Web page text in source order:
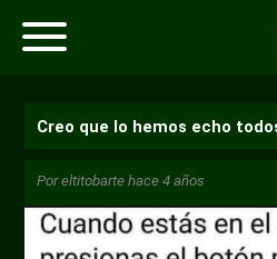
Creo que lo hemos echo
Poreltitobarte hace 4 años